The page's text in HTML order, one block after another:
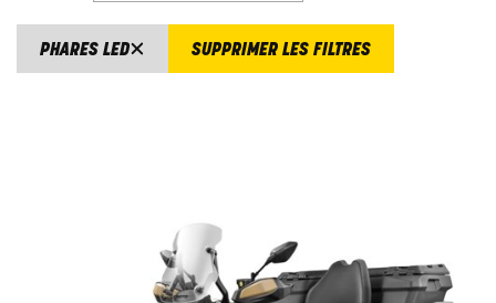
PHARES LED SUPPRIMER LES FILTRES